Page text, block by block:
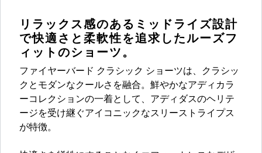
リラックス感のあるミッドライズ設計
で快適さと柔軟性を追求したルーズフ
ィットのショーツ。
ファイヤーバード クラシック ショーツは、クラシッ
クとモダンなクールさを融合。鮮やかなアディカラ
ーコレクションの一着として、アディダスのヘリテ
ージを受け継ぐアイコニックなスリーストライプス
が特徴。